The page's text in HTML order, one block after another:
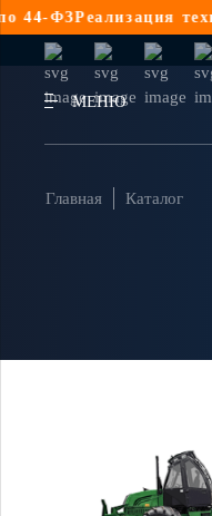
ФЗРеализация
МЕНЮ
Главная Каталог